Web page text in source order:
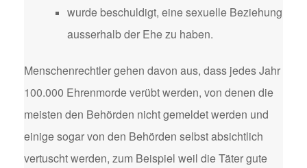
wurde beschuldigt, eine sexuelle Beziehung
ausserhalb der Ehe zu haben.
Menschenrechtler gehen davon aus, dass jedes Jahr
100.000 Ehrenmorde verübt werden, von denen die
meisten den Behörden nicht gemeldet werden und
einige sogar von den Behörden selbst absichtlich
vertuscht werden, zum Beispiel weil die Täter gute